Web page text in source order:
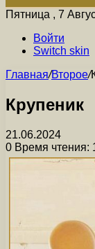
Пятница , 7
Войти
Switch skin
Главная/Второе/
Крупеник
21.06.2024
0 Время чтения: